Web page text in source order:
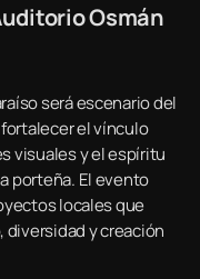
Osmán
será escenario del
el vínculo
visuales y el espíritu
porteña. El evento
locales que
y creación